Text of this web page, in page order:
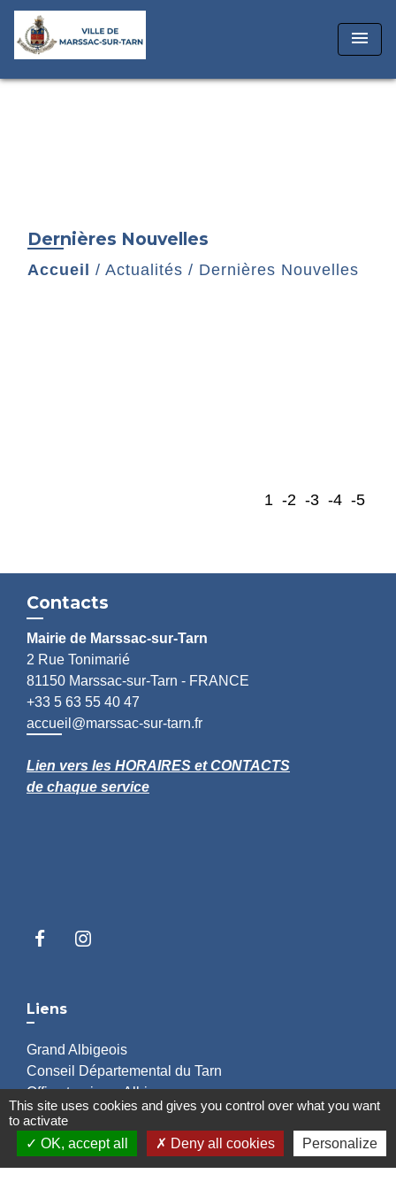
menu
Dernières Nouvelles
Accueil / Actualités / Dernières Nouvelles
1 -2 -3 -4 -5
Contacts
Mairie de Marssac-sur-Tarn
2 Rue Tonimarié
81150 Marssac-sur-Tarn - FRANCE
+33 5 63 55 40 47
accueil@marssac-sur-tarn.fr
Lien vers les HORAIRES et CONTACTS
de chaque service
Liens
Grand Albigeois
Conseil Départemental du Tarn
Office tourisme Albi
Comité Départemental Tourisme
Mentions légales - Politique de confidentialité -
This site uses cookies and gives you control over what you want
to activate
OK, accept all
Deny all cookies Personalize